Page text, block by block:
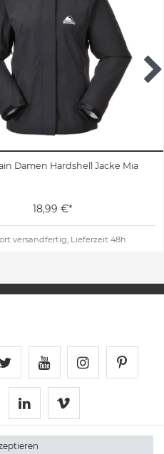
Damen Hardshell Jacke Mia
18,99 €*
versandfertig, Lieferzeit 48h
auf
Schnellversand auf
Schnellversand
Schnellversand auf